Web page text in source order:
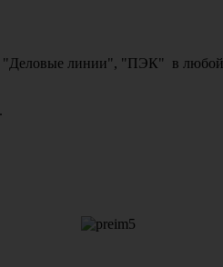
"Деловые линии", "ПЭК" в